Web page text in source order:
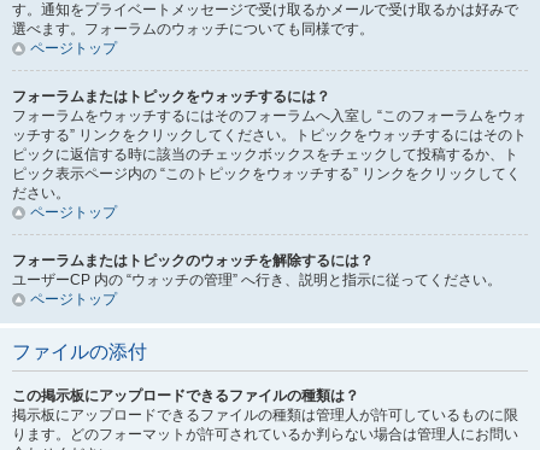
す。通知をプライベートメッセージで受け取るかメールで受け取るかは好みで
選べます。フォーラムのウォッチについても同様です。
ページトップ
フォーラムまたはトピックをウォッチするには？
フォーラムをウォッチするにはそのフォーラムへ入室し “このフォーラムをウォ
ッチする” リンクをクリックしてください。トピックをウォッチするにはそのト
ピックに返信する時に該当のチェックボックスをチェックして投稿するか、ト
ピック表示ページ内の “このトピックをウォッチする” リンクをクリックしてく
ださい。
ページトップ
フォーラムまたはトピックのウォッチを解除するには？
ユーザーCP 内の “ウォッチの管理” へ行き、説明と指示に従ってください。
ページトップ
ファイルの添付
この掲示板にアップロードできるファイルの種類は？
掲示板にアップロードできるファイルの種類は管理人が許可しているものに限
ります。どのフォーマットが許可されているか判らない場合は管理人にお問い